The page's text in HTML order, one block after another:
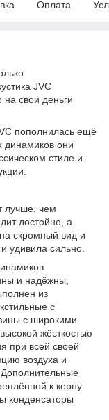
Оплата
JVC
свои деньги
пополнилась ещё
динамиков они
стиле и
лучше, чем
достойно, а
скромный вид и
удивила сильно.
и надёжны,
из
с
с широкими
жёсткостью
при всей своей
воздуха и
к керну
конденсаторы